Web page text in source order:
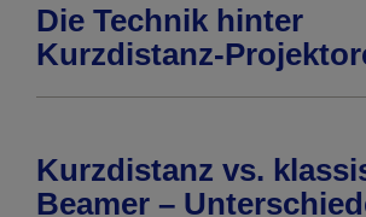
Die Technik hinter
Kurzdistanz-
Kurzdistanz vs.
Beamer –